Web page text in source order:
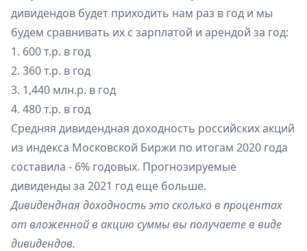
дивидендов будет приходить нам раз в год и мы
будем сравнивать их с зарплатой и арендой за год:
1. 600 т.р. в год
2. 360 т.р. в год
3. 1,440 млн.р. в год
4. 480 т.р. в год
Средняя дивидендная доходность российских акций
из индекса Московской Биржи по итогам 2020 года
составила - 6% годовых. Прогнозируемые
дивиденды за 2021 год еще больше.
Дивидендная доходность это сколько в процентах
от вложенной в акцию суммы вы получаете в виде
дивидендов.